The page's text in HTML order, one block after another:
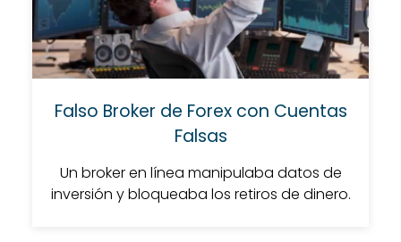
Falso Broker de Forex con Cuentas
Falsas
Un broker en línea manipulaba datos de
inversión y bloqueaba los retiros de dinero.